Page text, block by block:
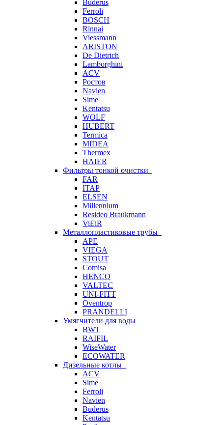
Buderus
Ferroli
BOSCH
Rinnai
Viessmann
ARISTON
De Dietrich
Lamborghini
ACV
Ростов
Navien
Sime
Kentatsu
WOLF
HUBERT
Termica
MIDEA
Thermex
HAIER
Фильтры тонкой очистки
FAR
ITAP
ELSEN
Millennium
Resideo Braukmann
ViEiR
Металлопластиковые трубы
APE
VIEGA
STOUT
Comisa
HENCO
VALTEC
UNI-FITT
Oventrop
PRANDELLI
Умягчители для воды
BWT
RAIFIL
WiseWater
ECOWATER
Дизельные котлы
ACV
Sime
Ferroli
Navien
Buderus
Kentatsu